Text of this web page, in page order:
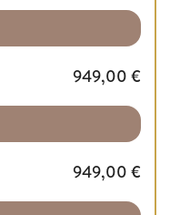
949,00 €
949,00 €